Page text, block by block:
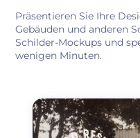
Präsentieren Sie Ihre
Gebäuden und anderen
Schilder-Mockups und
wenigen Minuten.